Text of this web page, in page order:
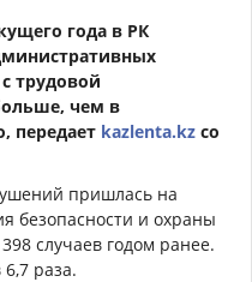
года в РК
трудовой
чем в
передает kazlenta.kz со
пришлась на
безопасности и охраны
случаев годом ранее.
раза.